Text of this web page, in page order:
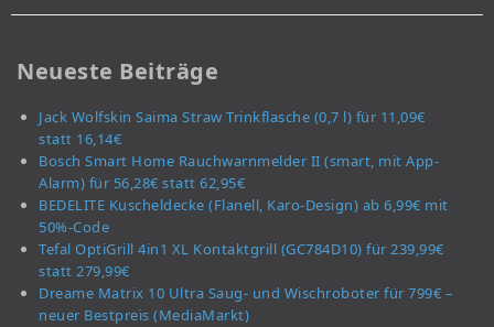
Neueste Beiträge
Jack Wolfskin Saima Straw Trinkflasche (0,7 l) für 11,09€
statt 16,14€
Bosch Smart Home Rauchwarnmelder II (smart, mit App-
Alarm) für 56,28€ statt 62,95€
BEDELITE Kuscheldecke (Flanell, Karo-Design) ab 6,99€ mit
50%-Code
Tefal OptiGrill 4in1 XL Kontaktgrill (GC784D10) für 239,99€
statt 279,99€
Dreame Matrix 10 Ultra Saug- und Wischroboter für 799€ –
neuer Bestpreis (MediaMarkt)